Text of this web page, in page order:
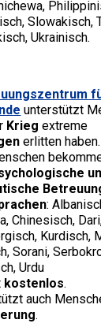
Slowakisch,
Ukrainisch.
unterstützt
Krieg extreme
erlitten haben.
:
Chinesisch,
Kurdisch,
Sorani,
Urdu
kostenlos.
auch
.